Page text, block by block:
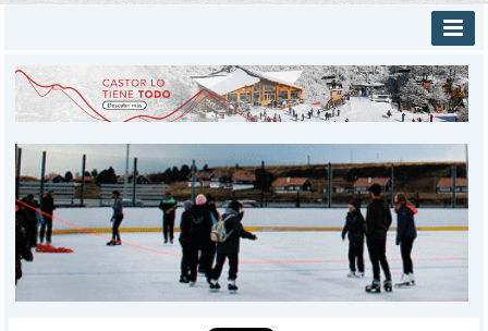
INICIO
PROVINCIALES
DEPORTES
POLICIALES
I-DIARIO
MÁS
BÚSQUEDA